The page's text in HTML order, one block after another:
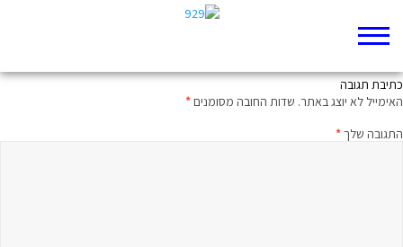
כתיבת תגובה
האימייל לא יוצג באתר. שדות החובה מסומנים*
התגובה שלך*